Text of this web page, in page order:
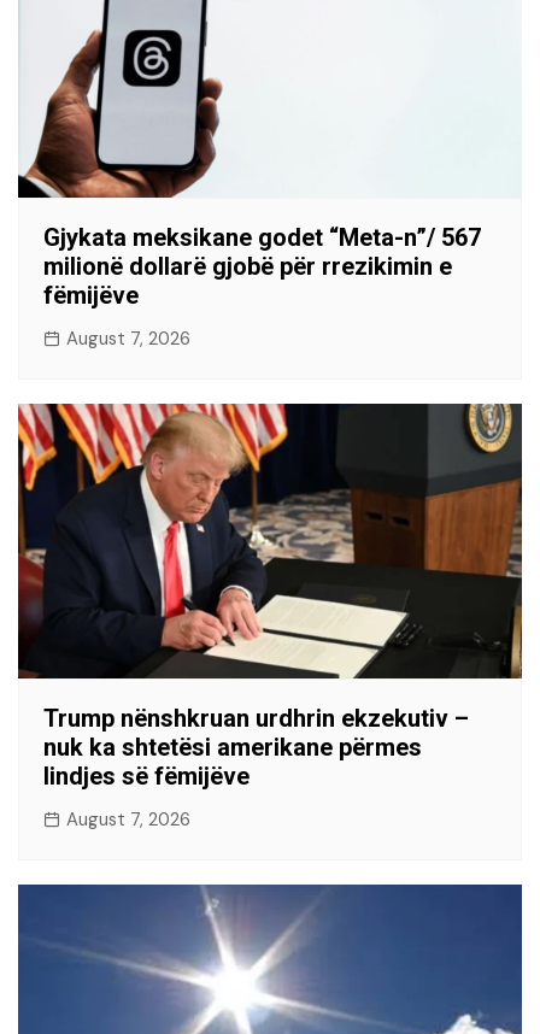
Gjykata meksikane godet “Meta-n”/ 567
milionë dollarë gjobë për rrezikimin e
fëmijëve
August 7, 2026
Trump nënshkruan urdhrin ekzekutiv –
nuk ka shtetësi amerikane përmes
lindjes së fëmijëve
August 7, 2026